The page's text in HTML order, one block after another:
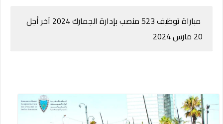
مباراة توظيف 523 منصب بإدارة الجمارك 2024 آخر أجل
20 مارس 2024